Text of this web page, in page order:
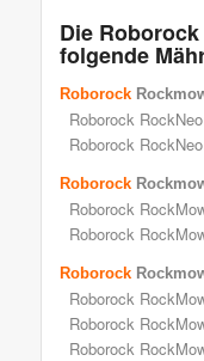
Die
folgende
Roborock
Roborock
Roborock
Roborock
Roborock
Roborock
Roborock
Roborock
Roborock
Roborock